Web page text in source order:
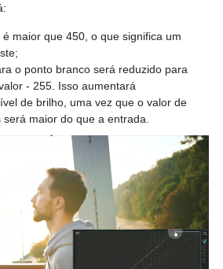
maior que 450, o que significa um
o ponto branco será reduzido para
- 255. Isso aumentará
de brilho, uma vez que o valor de
maior do que a entrada.